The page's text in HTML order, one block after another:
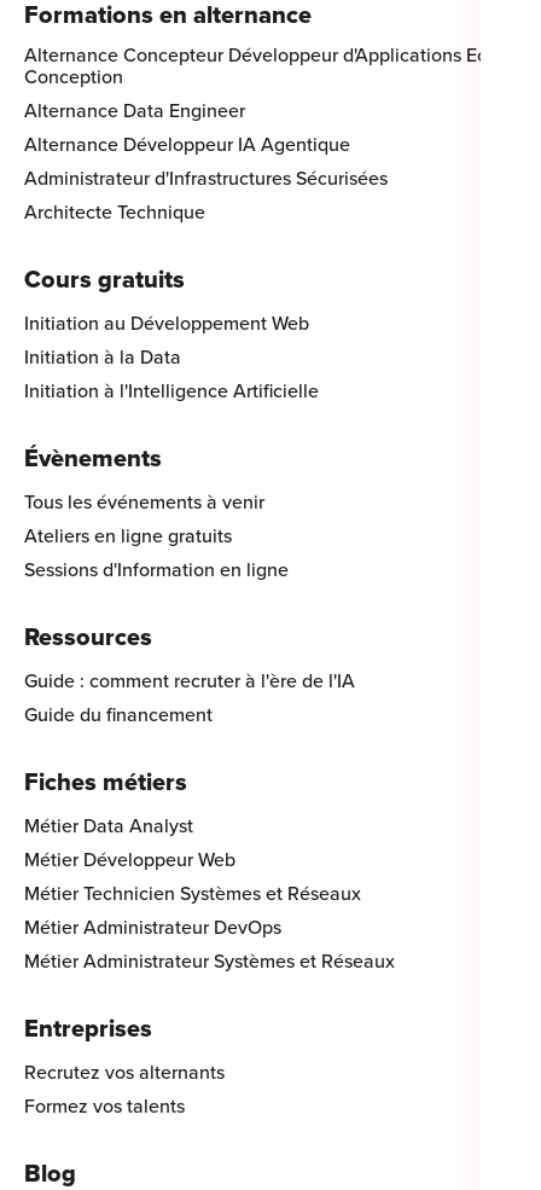
Formations en alternance
Alternance Concepteur Développeur d'Applications Eco-
Conception
Alternance Data Engineer
Alternance Développeur IA Agentique
Administrateur d'Infrastructures Sécurisées
Architecte Technique
Cours gratuits
Initiation au Développement Web
Initiation à la Data
Initiation à l'Intelligence Artificielle
Évènements
Tous les événements à venir
Ateliers en ligne gratuits
Sessions d'Information en ligne
Ressources
Guide : comment recruter à l'ère de l'IA
Guide du financement
Fiches métiers
Métier Data Analyst
Métier Développeur Web
Métier Technicien Systèmes et Réseaux
Métier Administrateur DevOps
Métier Administrateur Systèmes et Réseaux
Entreprises
Recrutez vos alternants
Formez vos talents
Blog